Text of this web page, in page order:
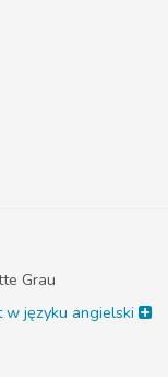
Grau
w języku angielski